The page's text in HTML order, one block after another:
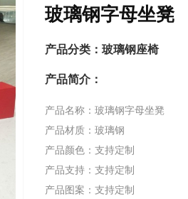
玻璃钢字母坐凳
产品分类：玻璃钢座椅
产品简介：
产品名称：玻璃钢字母坐凳
产品材质：玻璃钢
产品颜色：支持定制
产品支持：支持定制
产品图案：支持定制